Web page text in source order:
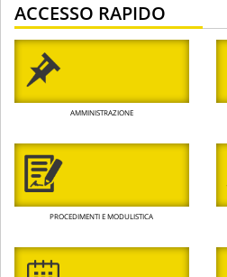
ACCESSO RAPIDO
AMMINISTRAZIONE
PROCEDIMENTI E MODULISTICA